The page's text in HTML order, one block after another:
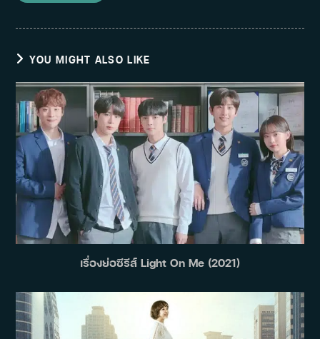
YOU MIGHT ALSO LIKE
เรื่องย่อซีรีส์ Light On Me (2021)